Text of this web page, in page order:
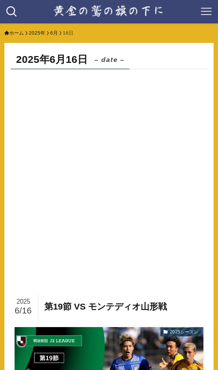
ホーム 2025年 6月 16日
2025年6月16日 – date –
第19節 VS モンテディオ山形戦
2025
6/16
2025シーズン